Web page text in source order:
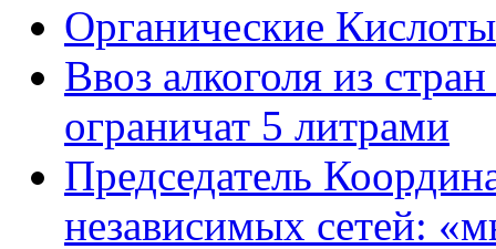
Органические Кислоты
Ввоз алкоголя из
ограничат 5 литрами
Председатель
независимых сетей: